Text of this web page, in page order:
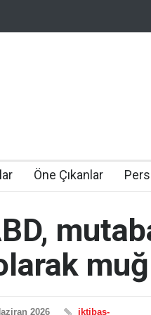
Öne Çıkanlar
2026 iktibas-